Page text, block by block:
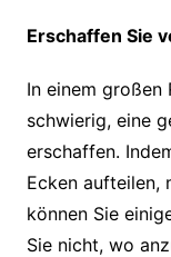
Erschaffen Sie
In einem großen
schwierig, eine
erschaffen.
Ecken aufteilen,
können Sie
Sie nicht, wo